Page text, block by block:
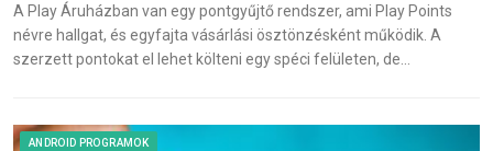
A Play Áruházban van egy pontgyűjtő rendszer, ami Play Points
névre hallgat, és egyfajta vásárlási ösztönzésként működik. A
szerzett pontokat el lehet költeni egy spéci felületen, de…
ANDROID PROGRAMOK